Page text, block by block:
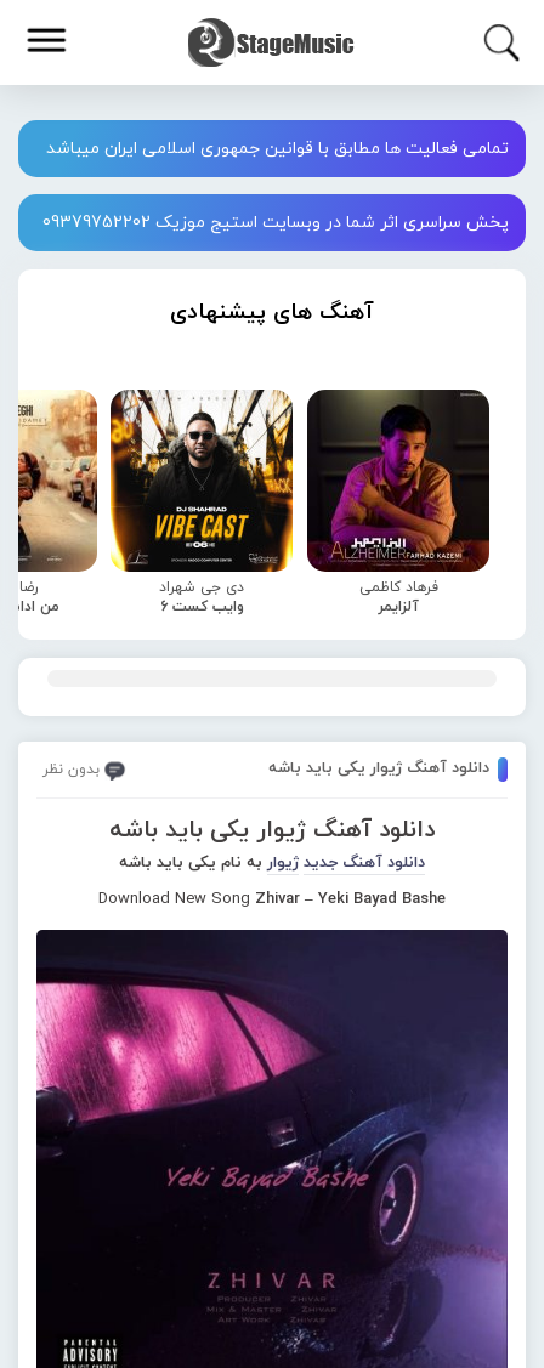
تمامی فعالیت ها مطابق با قوانین جمهوری اسلامی ایران میباشد
پخش سراسری اثر شما در وبسایت استیج موزیک 09379752202
آهنگ های پیشنهادی
فرهاد کاظمی
آلزایمر
دی جی شهراد
وایب کست 6
رضا
من
دانلود آهنگ ژیوار یکی باید باشه بدون نظر
دانلود آهنگ ژیوار یکی باید باشه
دانلود آهنگ جدید ژیوار به نام یکی باید باشه
Download New Song Zhivar – Yeki Bayad Bashe